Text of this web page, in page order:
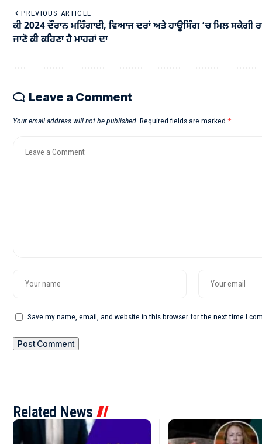
PREVIOUS ARTICLE
ਕੀ 2024 ਦੌਰਾਨ ਮਹਿੰਗਾਈ, ਵਿਆਜ ਦਰਾਂ ਅਤੇ ਹਾਊਸਿੰਗ ’ਚ ਮਿਲ ਸਕੇਗੀ
ਜਾਣੋ ਕੀ ਕਹਿਣਾ ਹੈ ਮਾਹਰਾਂ ਦਾ
Leave a Comment
Your email address will not be published. Required fields are marked *
Save my name, email, and website in this browser for the next time I
Related News